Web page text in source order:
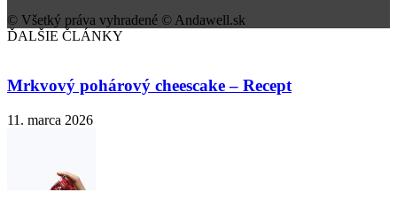
© Všetký práva vyhradené © Andawell.sk
ĎALŠIE ČLÁNKY
Mrkvový pohárový cheescake – Recept
11. marca 2026